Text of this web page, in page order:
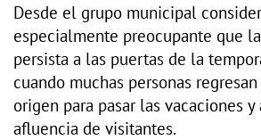
Desde el grupo municipal
especialmente preocupante que
persista a las puertas de la
cuando muchas personas
origen para pasar las vacaciones
afluencia de visitantes.